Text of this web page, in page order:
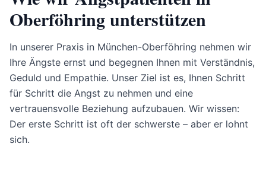
Oberföhring unterstützen
In unserer Praxis in München-Oberföhring nehmen wir
Ihre Ängste ernst und begegnen Ihnen mit Verständnis,
Geduld und Empathie. Unser Ziel ist es, Ihnen Schritt
für Schritt die Angst zu nehmen und eine
vertrauensvolle Beziehung aufzubauen. Wir wissen:
Der erste Schritt ist oft der schwerste – aber er lohnt
sich.